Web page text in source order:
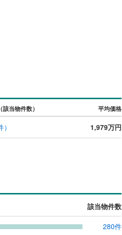
当物件数） 平均価格
） 1,979万円
該当物件数
280件